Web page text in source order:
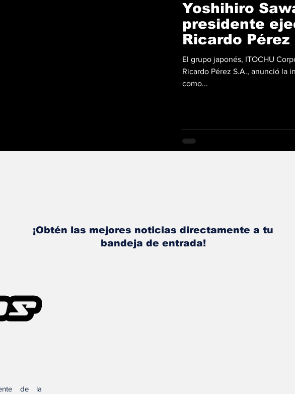
Yoshihiro
presidente
Ricardo Pérez
El grupo japonés, ITOCHU
Ricardo Pérez S.A., anunció la
como...
¡Obtén las mejores noticias directamente a tu
bandeja de entrada!
de la